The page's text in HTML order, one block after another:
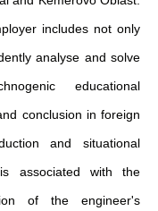
includes not only
analyse and solve
educational
conclusion in foreign
and situational
associated with the
of the engineer's